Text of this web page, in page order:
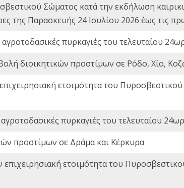
Σώματος κατά την εκδήλωση
της Παρασκευής 24 Ιουλίου 2026 έως τις
αγροτοδασικές πυρκαγιές του τελευταίου
διοικητικών προστίμων σε Ρόδο, Χίο,
ετοιμότητα του
πυρκαγιές του τελευταίου
προστίμων σε Δράμα και Κέρκυρα
επιχειρησιακή ετοιμότητα του